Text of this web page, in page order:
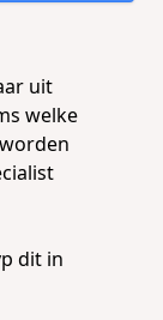
uit
welke
dit in